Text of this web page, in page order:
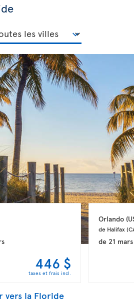
446 $
taxes et frais incl.
Orlando (US)
de Halifax (CA)
de 21 mars
vers la Floride